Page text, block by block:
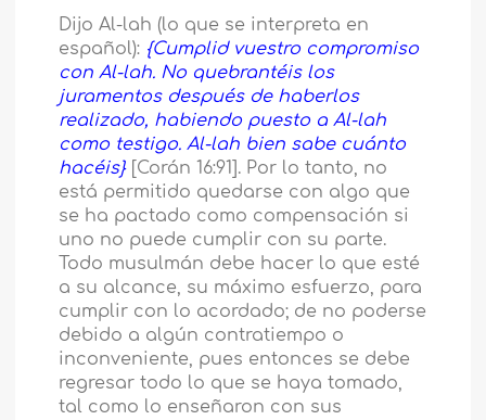
Dijo Al-lah (lo que se interpreta en
español): {Cumplid vuestro compromiso
con Al-lah. No quebrantéis los
juramentos después de haberlos
realizado, habiendo puesto a Al-lah
como testigo. Al-lah bien sabe cuánto
hacéis} [Corán 16:91]. Por lo tanto, no
está permitido quedarse con algo que
se ha pactado como compensación si
uno no puede cumplir con su parte.
Todo musulmán debe hacer lo que esté
a su alcance, su máximo esfuerzo, para
cumplir con lo acordado; de no poderse
debido a algún contratiempo o
inconveniente, pues entonces se debe
regresar todo lo que se haya tomado,
tal como lo enseñaron con sus